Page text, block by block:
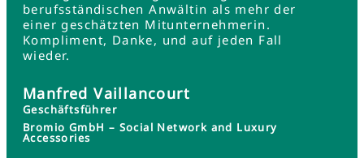
berufsständischen Anwältin als mehr der
einer geschätzten Mitunternehmerin.
Kompliment, Danke, und auf jeden Fall
wieder.
Manfred Vaillancourt
Geschäftsführer
Bromio GmbH – Social Network and Luxury
Accessories